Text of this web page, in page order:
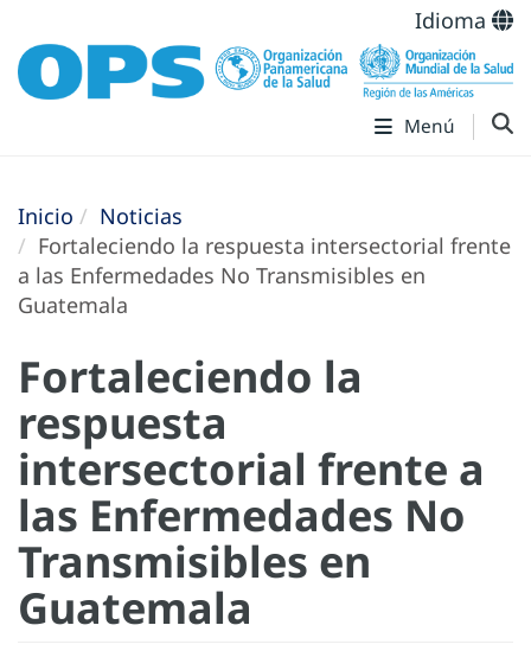
Idioma
Menú
Inicio
Noticias
Fortaleciendo la respuesta intersectorial frente
a las Enfermedades No Transmisibles en
Guatemala
Fortaleciendo la
respuesta
intersectorial frente a
las Enfermedades No
Transmisibles en
Guatemala